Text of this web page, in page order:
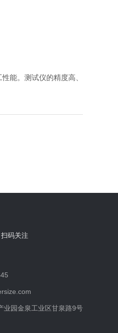
能。测试仪的精度高、
扫码关注
业园金泉工业区甘泉路9号